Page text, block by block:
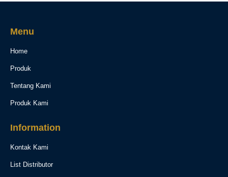
Menu
Home
Produk
Tentang Kami
Produk Kami
Information
Kontak Kami
List Distributor